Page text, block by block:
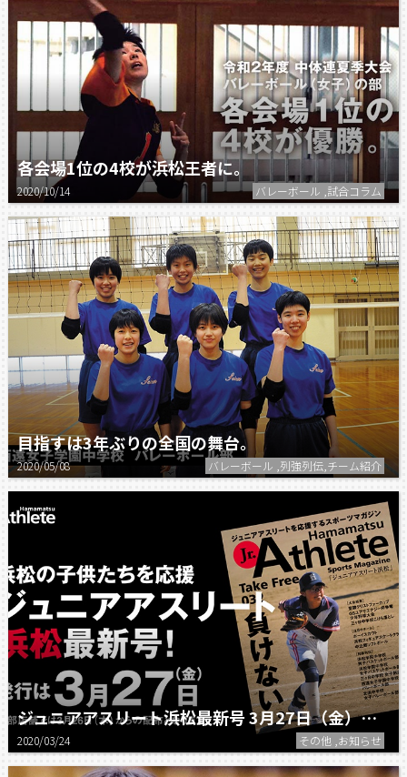
各会場1位の4校が浜松王者に。
2020/10/14 バレーボール ,試合コラム
目指すは3年ぶりの全国の舞台。
2020/05/08 バレーボール ,列強列伝,チーム紹介
ジュニアアスリート浜松最新号 3月27日（金）発行。
2020/03/24 その他 ,お知らせ